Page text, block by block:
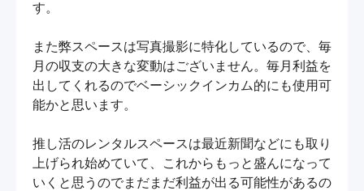
す。
また弊スペースは写真撮影に特化しているので、毎
月の収支の大きな変動はございません。毎月利益を
出してくれるのでベーシックインカム的にも使用可
能かと思います。
推し活のレンタルスペースは最近新聞などにも取り
上げられ始めていて、これからもっと盛んになって
いくと思うのでまだまだ利益が出る可能性があるの